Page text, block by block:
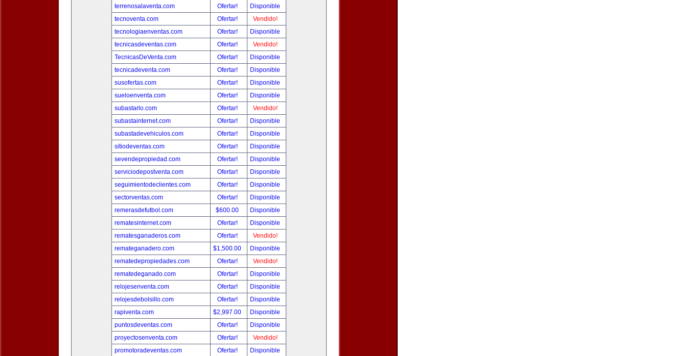
terrenosalaventa.com
Ofertar!
Disponible
tecnoventa.com
Ofertar!
Vendido!
tecnologiaenventas.com
Ofertar!
Disponible
tecnicasdeventas.com
Ofertar!
Vendido!
TecnicasDeVenta.com
Ofertar!
Disponible
tecnicadeventa.com
Ofertar!
Disponible
susofertas.com
Ofertar!
Disponible
sueloenventa.com
Ofertar!
Disponible
subastarlo.com
Ofertar!
Vendido!
subastainternet.com
Ofertar!
Disponible
subastadevehiculos.com
Ofertar!
Disponible
sitiodeventas.com
Ofertar!
Disponible
sevendepropiedad.com
Ofertar!
Disponible
serviciodepostventa.com
Ofertar!
Disponible
seguimientodeclientes.com
Ofertar!
Disponible
sectorventas.com
Ofertar!
Disponible
remerasdefutbol.com
$600.00
Disponible
rematesinternet.com
Ofertar!
Disponible
rematesganaderos.com
Ofertar!
Vendido!
remateganadero.com
$1,500.00
Disponible
rematedepropiedades.com
Ofertar!
Vendido!
rematedeganado.com
Ofertar!
Disponible
relojesenventa.com
Ofertar!
Disponible
relojesdebolsillo.com
Ofertar!
Disponible
rapiventa.com
$2,997.00
Disponible
puntosdeventas.com
Ofertar!
Disponible
proyectosenventa.com
Ofertar!
Vendido!
promotoradeventas.com
Ofertar! Disponible